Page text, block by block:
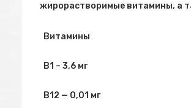
жирорастворимые витамины, а
Витамины
В1 – 3,6 мг
В12 — 0,01 мг